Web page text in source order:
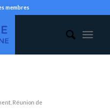
membres
, Réunion de